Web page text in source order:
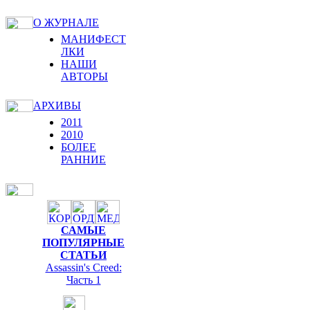
О ЖУРНАЛЕ
МАНИФЕСТ
ЛКИ
НАШИ
АВТОРЫ
АРХИВЫ
2011
2010
БОЛЕЕ
РАННИЕ
САМЫЕ
ПОПУЛЯРНЫЕ
СТАТЬИ
Assassin's Creed:
Часть 1